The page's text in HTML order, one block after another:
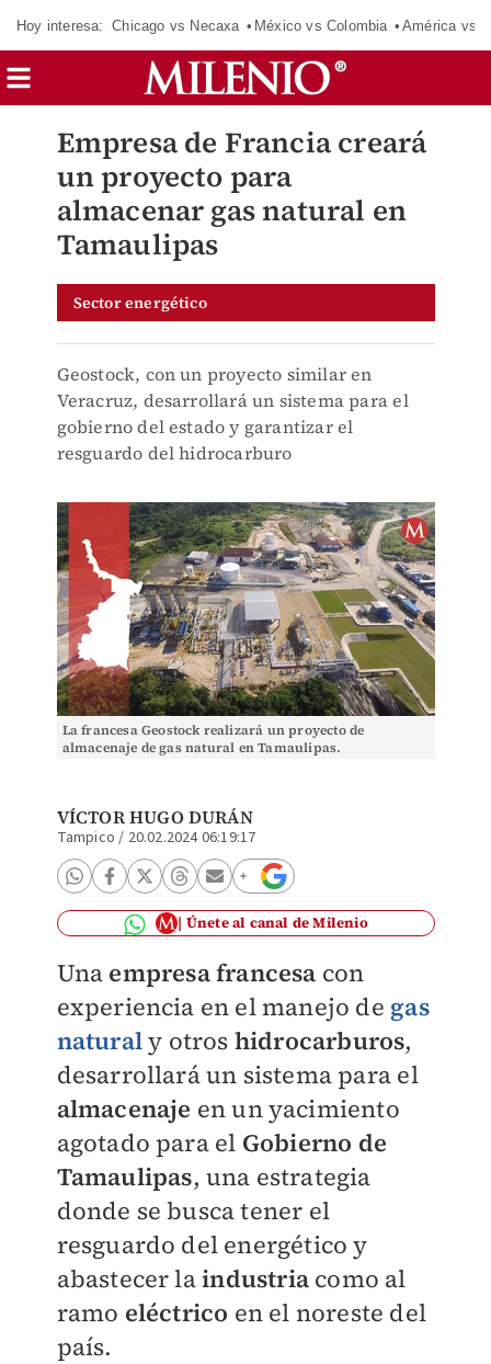
Hoy interesa: Chicago vs Necaxa México vs Colombia América vs
Empresa de Francia creará
un proyecto para
almacenar gas natural en
Tamaulipas
Sector energético
Geostock, con un proyecto similar en
Veracruz, desarrollará un sistema para el
gobierno del estado y garantizar el
resguardo del hidrocarburo
La francesa Geostock realizará un proyecto de
almacenaje de gas natural en Tamaulipas.
VÍCTOR HUGO DURÁN
Tampico / 20.02.2024 06:19:17
Únete al canal de Milenio
Una empresa francesa con
experiencia en el manejo de gas
naturaly otros hidrocarburos,
desarrollará un sistema para el
almacenaje en un yacimiento
agotado para el Gobierno de
Tamaulipas, una estrategia
donde se busca tener el
resguardo del energético y
abastecer laindustriacomo al
ramo eléctrico en el noreste del
país.